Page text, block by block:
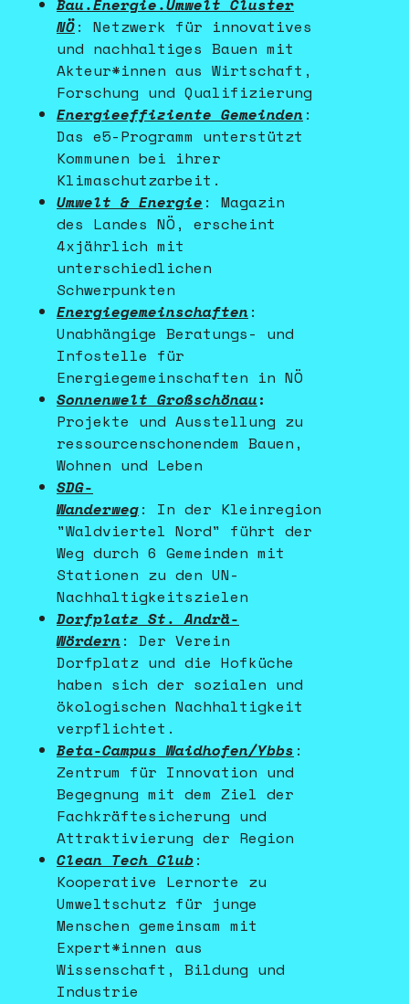
Bau.Energie.Umwelt Cluster
NÖ: Netzwerk für innovatives
und nachhaltiges Bauen mit
Akteur*innen aus Wirtschaft,
Forschung und Qualifizierung
Energieeffiziente Gemeinden :
Das e5-Programm unterstützt
Kommunen bei ihrer
Klimaschutzarbeit.
Umwelt & Energie : Magazin
des Landes NÖ, erscheint
4xjährlich mit
unterschiedlichen
Schwerpunkten
Energiegemeinschaften :
Unabhängige Beratungs- und
Infostelle für
Energiegemeinschaften in NÖ
Sonnenwelt Großschönau:
Projekte und Ausstellung zu
ressourcenschonendem Bauen,
Wohnen und Leben
SDG-
Wanderweg: In der Kleinregion
"Waldviertel Nord" führt der
Weg durch 6 Gemeinden mit
Stationen zu den UN-
Nachhaltigkeitszielen
Dorfplatz St. Andrä-
Wördern : Der Verein
Dorfplatz und die Hofküche
haben sich der sozialen und
ökologischen Nachhaltigkeit
verpflichtet.
Beta-Campus Waidhofen/Ybbs :
Zentrum für Innovation und
Begegnung mit dem Ziel der
Fachkräftesicherung und
Attraktivierung der Region
Clean Tech Club:
Kooperative Lernorte zu
Umweltschutz für junge
Menschen gemeinsam mit
Expert*innen aus
Wissenschaft, Bildung und
Industrie